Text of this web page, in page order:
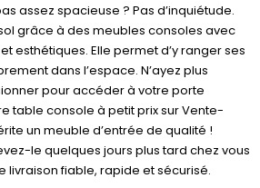
assez spacieuse ? Pas d’inquiétude.
grâce à des meubles consoles avec
esthétiques. Elle permet d’y ranger ses
dans l’espace. N’ayez plus
pour accéder à votre porte
table console à petit prix sur Vente-
un meuble d’entrée de qualité !
le quelques jours plus tard chez vous
livraison fiable, rapide et sécurisé.